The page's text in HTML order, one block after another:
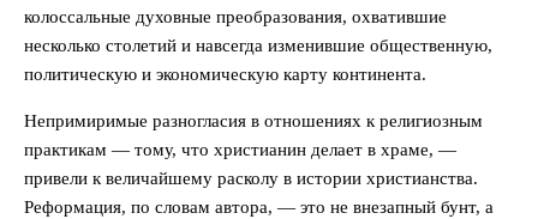
колоссальные духовные преобразования, охватившие
несколько столетий и навсегда изменившие общественную,
политическую и экономическую карту континента.
Непримиримые разногласия в отношениях к религиозным
практикам — тому, что христианин делает в храме, —
привели к величайшему расколу в истории христианства.
Реформация, по словам автора, — это не внезапный бунт, а